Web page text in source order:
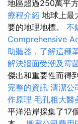
地區超過250萬平
療程介紹 地球上最
要的地理地標。 不
Comprehensive
助聽器，了解這種
解決牆面受潮及霉
傑出和重要性而得
完整的資訊 清潔公
作原理 毛孔粗大醫
平洋沿岸採集了17